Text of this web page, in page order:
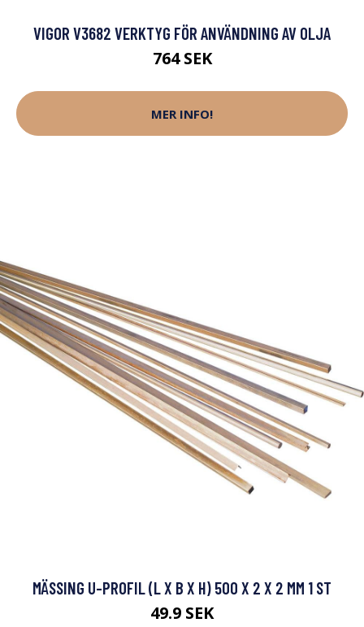
VIGOR V3682 VERKTYG FÖR ANVÄNDNING AV OLJA
764 SEK
MER INFO!
MÄSSING U-PROFIL (L X B X H) 500 X 2 X 2 MM 1 ST
49.9 SEK